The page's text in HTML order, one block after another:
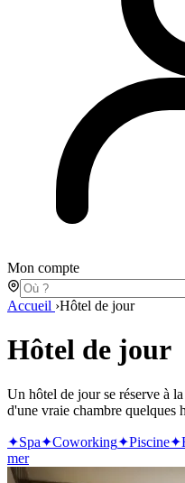
Mon compte
Accueil ›Hôtel de jour
Hôtel de jour
Un hôtel de jour se réserve à
d'une vraie chambre quelques
✦Spa✦Coworking✦Piscine✦
mer